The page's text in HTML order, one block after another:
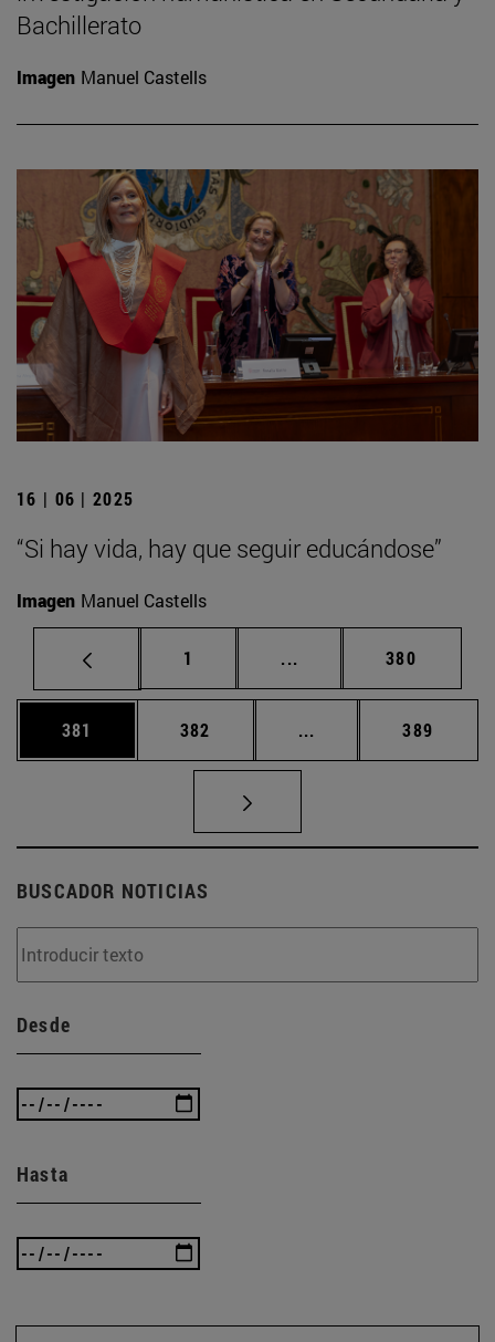
Bachillerato
Imagen Manuel Castells
16 | 06 | 2025
“Si hay vida, hay que seguir educándose”
Imagen Manuel Castells
Página
1 ... Páginas intermedias
Página
380
Página
381 Página
382 ... Páginas intermedias
Página
389
BUSCADOR NOTICIAS
Desde
Hasta